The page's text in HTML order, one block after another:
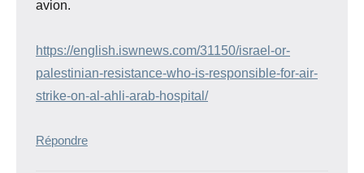
avion.
https://english.iswnews.com/31150/israel-or-
palestinian-resistance-who-is-responsible-for-air-
strike-on-al-ahli-arab-hospital/
Répondre